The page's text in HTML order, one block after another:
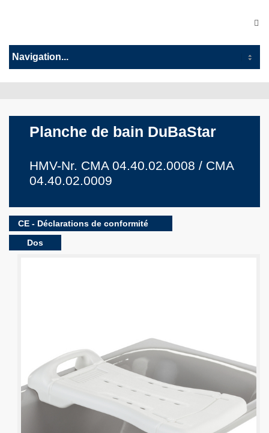
Planche de bain DuBaStar
HMV-Nr. CMA 04.40.02.0008 / CMA
04.40.02.0009
CE - Déclarations de conformité
Dos